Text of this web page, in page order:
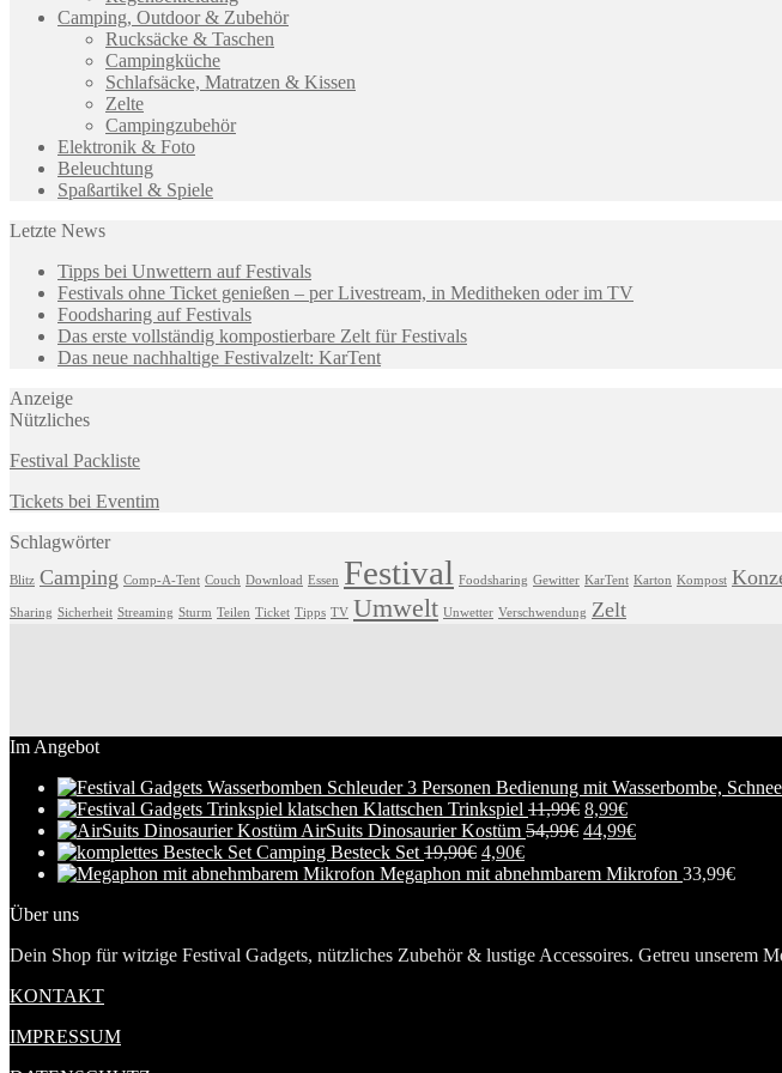
Camping, Outdoor & Zubehör
Rucksäcke & Taschen
Campingküche
Schlafsäcke, Matratzen & Kissen
Zelte
Campingzubehör
Elektronik & Foto
Beleuchtung
Spaßartikel & Spiele
Letzte News
Tipps bei Unwettern auf Festivals
Festivals ohne Ticket genießen – per Livestream, in Meditheken oder im TV
Foodsharing auf Festivals
Das erste vollständig kompostierbare Zelt für Festivals
Das neue nachhaltige Festivalzelt: KarTent
Anzeige
Nützliches
Festival Packliste
Tickets bei Eventim
Schlagwörter
Blitz Camping Comp-A-Tent Couch Download Essen Festival Foodsharing Gewitter KarTent Karton Kompost
Sharing Sicherheit Streaming Sturm Teilen Ticket Tipps TV Umwelt Unwetter Verschwendung Zelt
Im Angebot
Klattschen Trinkspiel 11,99€ 8,99€
AirSuits Dinosaurier Kostüm 54,99€ 44,99€
Camping Besteck Set 19,90€ 4,90€
Megaphon mit abnehmbarem Mikrofon 33,99€
Über uns
Dein Shop für witzige Festival Gadgets, nützliches Zubehör & lustige Accessoires. Getreu unserem
KONTAKT
IMPRESSUM